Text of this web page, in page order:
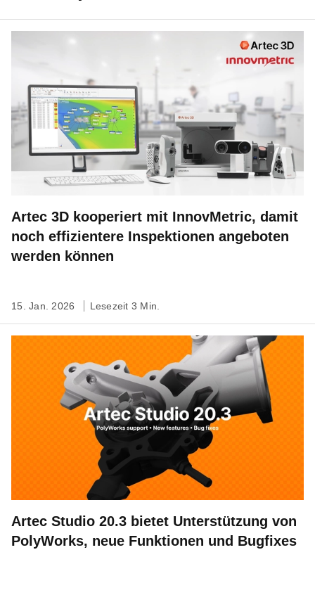
Artec 3D kooperiert mit InnovMetric, damit
noch effizientere Inspektionen angeboten
werden können
15. Jan. 2026 Lesezeit 3 Min.
Artec Studio 20.3 bietet Unterstützung von
PolyWorks, neue Funktionen und Bugfixes